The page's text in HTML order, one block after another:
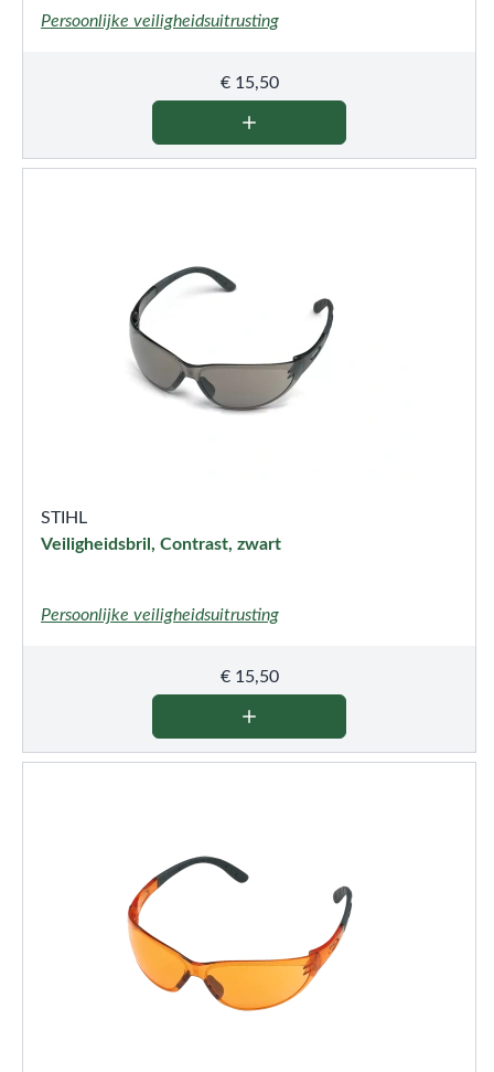
Persoonlijke veiligheidsuitrusting
€15,50
STIHL
Veiligheidsbril, Contrast, zwart
Persoonlijke veiligheidsuitrusting
€15,50